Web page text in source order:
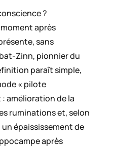
?
après
sans
Zinn, pionnier du
paraît simple,
« pilote
amélioration de la
ruminations et, selon
épaississement de
après